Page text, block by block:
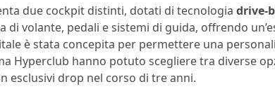
due cockpit distinti, dotati di tecnologia drive-
di volante, pedali e sistemi di guida, offrendo
è stata concepita per permettere una
Hyperclub hanno potuto scegliere tra diverse
esclusivi drop nel corso di tre anni.